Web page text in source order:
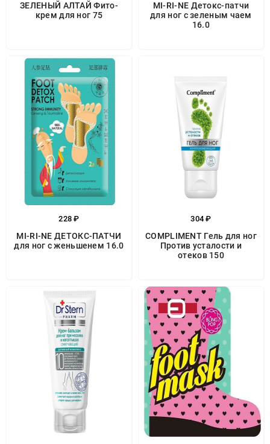
ЗЕЛЕНЫЙ АЛТАЙ Фито-
крем для ног 75
MI-RI-NE Детокс-патчи
для ног с зеленым чаем
16.0
228 ₽
MI-RI-NE ДЕТОКС-ПАТЧИ
для ног с женьшенем 16.0
304 ₽
COMPLIMENT Гель для ног
Против усталости и
отеков 150